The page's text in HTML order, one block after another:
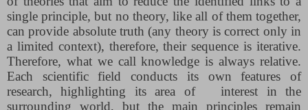
single principle, but no theory, like all of them together,
can provide absolute truth (any theory is correct only in
a limited context), therefore, their sequence is iterative.
Therefore, what we call knowledge is always relative.
Each scientific field conducts its own features of
research, highlighting its area of ​ ​ interest in the
surrounding world, but the main principles remain